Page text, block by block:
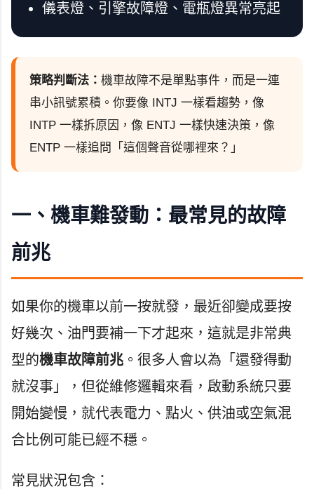
儀表燈、引擎故障燈、電瓶燈異常亮起
策略判斷法： 機車故障不是單點事件，而是一連
串小訊號累積。你要像 INTJ 一樣看趨勢，像
INTP 一樣拆原因，像 ENTJ 一樣快速決策，像
ENTP 一樣追問「這個聲音從哪裡來？」
一、機車難發動：最常見的故障
前兆
如果你的機車以前一按就發，最近卻變成要按
好幾次、油門要補一下才起來，這就是非常典
型的機車故障前兆 。很多人會以為「還發得動
就沒事」，但從維修邏輯來看，啟動系統只要
開始變慢，就代表電力、點火、供油或空氣混
合比例可能已經不穩。
常見狀況包含：